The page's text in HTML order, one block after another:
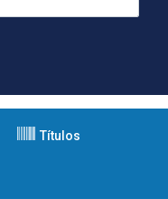
Títulos